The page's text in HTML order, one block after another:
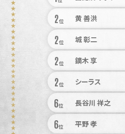
2位 黄 善洪
2位 城 彰二
2位 鏑木 享
2位 シーラス
6位 長谷川 祥之
6位 平野 孝